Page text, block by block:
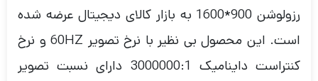
رزولوشن 900*1600 به بازار کالای دیجیتال عرضه شده
است. این محصول بی نظیر با نرخ تصویر 60HZ و نرخ
کنتراست داینامیک 3000000:1 دارای نسبت تصویر